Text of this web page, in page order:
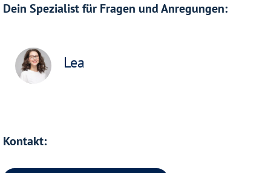
Dein Spezialist für Fragen und Anregungen:
Lea
Kontakt: